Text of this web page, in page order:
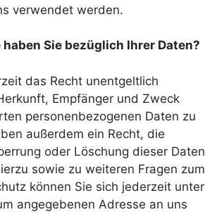
verwendet werden.
haben Sie bezüglich Ihrer Daten?
das Recht unentgeltlich
Empfänger und Zweck
personenbezogenen Daten zu
außerdem ein Recht, die
oder Löschung dieser Daten
sowie zu weiteren Fragen zum
können Sie sich jederzeit unter
angegebenen Adresse an uns